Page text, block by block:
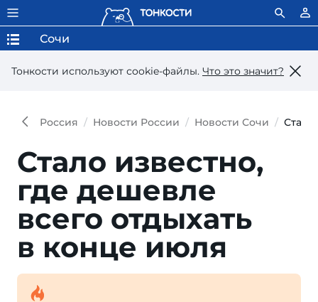
Тонкости используют сookie-файлы. Что это значит?
Сочи
Россия Новости России Новости Сочи Стало
Стало известно,
где дешевле
всего отдыхать
в конце июля